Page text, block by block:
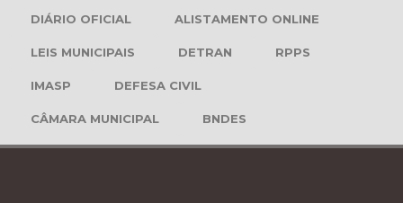
DIÁRIO OFICIAL ALISTAMENTO ONLINE
LEIS MUNICIPAIS DETRAN RPPS
IMASP DEFESA CIVIL
CÂMARA MUNICIPAL BNDES